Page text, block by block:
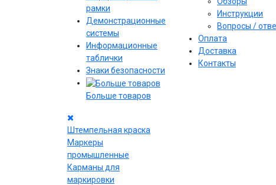
рамки
Демонстрационные
системы
Информационные
таблички
Знаки безопасности
Больше товаров
Штемпельная краска
Маркеры
промышленные
Карманы для
маркировки
Инструкции
Вопросы /
Оплата
Доставка
Контакты